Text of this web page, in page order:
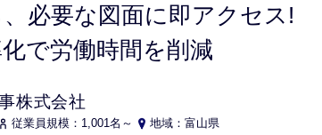
必要な図面に即アクセス!
で労働時間を削減
株式会社
従業員規模：1,001名～
地域：富山県